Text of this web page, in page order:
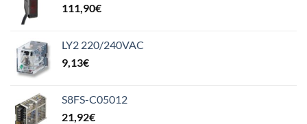
111,90€
LY2 220/240VAC
9,13€
S8FS-C05012
21,92€